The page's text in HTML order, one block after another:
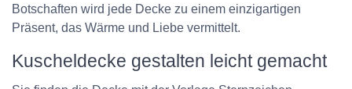
Botschaften wird jede Decke zu einem einzigartigen
Präsent, das Wärme und Liebe vermittelt.
Kuscheldecke gestalten leicht gemacht